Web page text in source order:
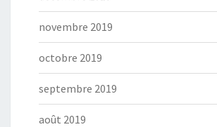
novembre 2019
octobre 2019
septembre 2019
août 2019